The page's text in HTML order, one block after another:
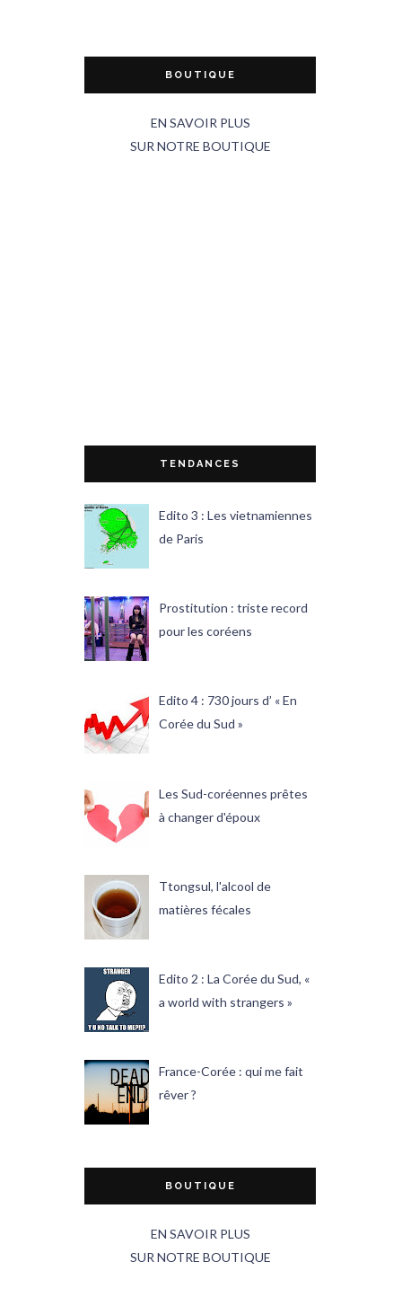
BOUTIQUE
EN SAVOIR PLUS
SUR NOTRE BOUTIQUE
TENDANCES
Edito 3 : Les vietnamiennes
de Paris
Prostitution : triste record
pour les coréens
Edito 4 : 730 jours d’ « En
Corée du Sud »
Les Sud-coréennes prêtes
à changer d'époux
Ttongsul, l'alcool de
matières fécales
Edito 2 : La Corée du Sud, «
a world with strangers »
France-Corée : qui me fait
rêver ?
BOUTIQUE
EN SAVOIR PLUS
SUR NOTRE BOUTIQUE